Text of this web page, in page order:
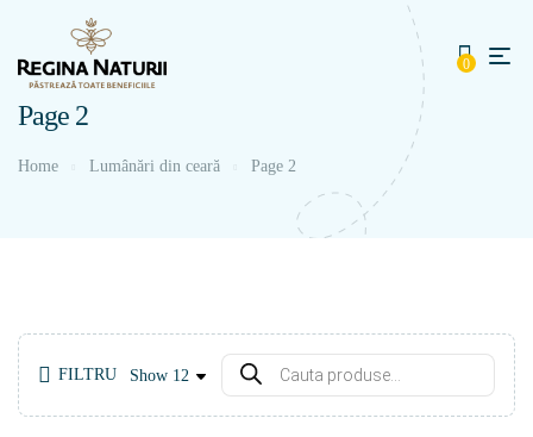
0
Page 2
Home Lumânări din ceară Page 2
FILTRU Show